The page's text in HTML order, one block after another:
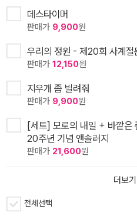
데스타이머
판매가 9,900원
우리의 정원 - 제20회 사계절
판매가 12,150원
지우개 좀 빌려줘
판매가 9,900원
[세트] 모로의 내일 + 바깥은
20주년 기념 앤솔러지
판매가 21,600원
더보기
전체선택